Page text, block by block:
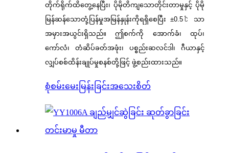
တိုက်ရိုက်ထိတွေ့နေပြီး၊ ပိုမိုတိကျသောတိုင်းတာမှုနှင့် ပိုမို
မြန်ဆန်သောတုံ့ပြန်မှုအမြန်နှုန်းကိုရရှိစေပြီး ±0.5℃ သာ
အမှားအယွင်းရှိသည်။ ဤစက်ကို အောက်ခံ၊ ထုပ်၊
ကော်လံ၊ တံဆိပ်ခတ်အဖုံး၊ ပစ္စည်းဆလင်ဒါ၊ ဂီယာနှင့်
လျှပ်စစ်ထိန်းချုပ်မှုစနစ်တို့ဖြင့် ဖွဲ့စည်းထားသည်။
စုံစမ်းမေးမြန်းခြင်းအသေးစိတ်